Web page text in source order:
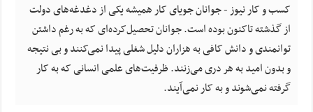
کسب و کار نیوز - جوانان جویای کار همیشه یکی از دغدغه‌های دولت
از گذشته تاکنون بوده است. جوانان تحصیل‌کرده‌ای که به رغم داشتن
توانمندی و دانش کافی به هزاران دلیل شغلی پیدا نمی‌کنند و بی نتیجه
و بدون امید به هر دری می‌زنند. ظرفیت‌های علمی انسانی که به کار
گرفته نمی‌شوند و به کار نمی‌آیند.